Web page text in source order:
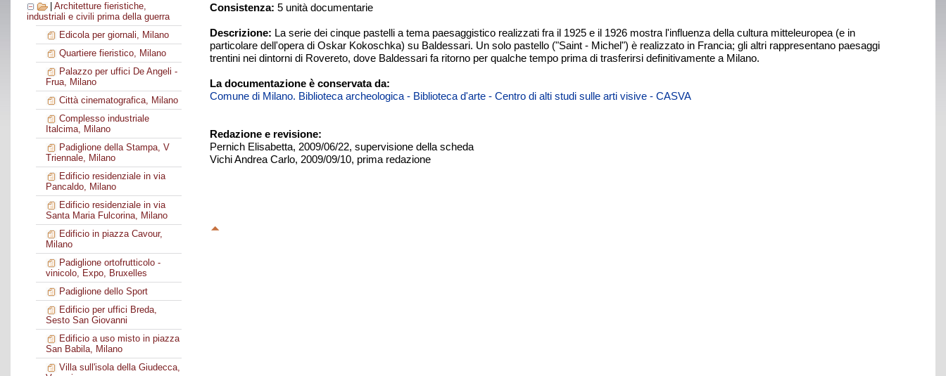
Architetture fieristiche,
industriali e civili prima della guerra
Edicola per giornali, Milano
Quartiere fieristico, Milano
Palazzo per uffici De Angeli -
Frua, Milano
Città cinematografica, Milano
Complesso industriale
Italcima, Milano
Padiglione della Stampa, V
Triennale, Milano
Edificio residenziale in via
Pancaldo, Milano
Edificio residenziale in via
Santa Maria Fulcorina, Milano
Edificio in piazza Cavour,
Milano
Padiglione ortofrutticolo -
vinicolo, Expo, Bruxelles
Padiglione dello Sport
Edificio per uffici Breda,
Sesto San Giovanni
Edificio a uso misto in piazza
San Babila, Milano
Villa sull'isola della Giudecca,
Consistenza: 5 unità documentarie
Descrizione: La serie dei cinque pastelli a tema paesaggistico realizzati fra il 1925 e il 1926 mostra l'influenza della cultura mitteleuropea (e in
particolare dell'opera di Oskar Kokoschka) su Baldessari. Un solo pastello ("Saint - Michel") è realizzato in Francia; gli altri rappresentano paesaggi
trentini nei dintorni di Rovereto, dove Baldessari fa ritorno per qualche tempo prima di trasferirsi definitivamente a Milano.
La documentazione è conservata da:
Comune di Milano. Biblioteca archeologica - Biblioteca d'arte - Centro di alti studi sulle arti visive - CASVA
Redazione e revisione:
Pernich Elisabetta, 2009/06/22, supervisione della scheda
Vichi Andrea Carlo, 2009/09/10, prima redazione